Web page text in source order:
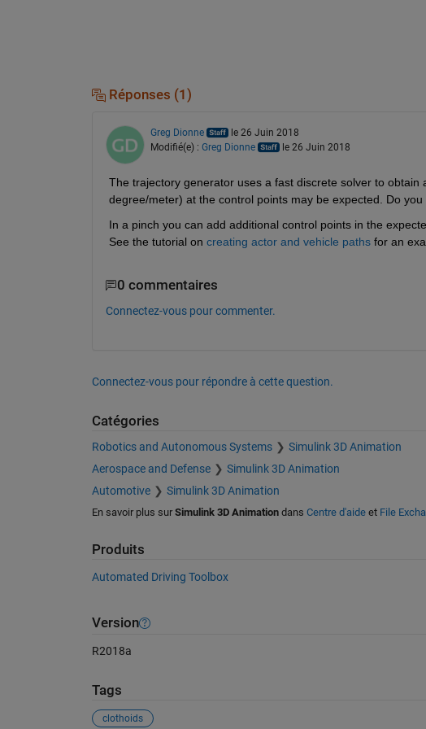
Réponses (1)
Greg Dionne
le 26 Juin 2018
Modifié(e) : Greg Dionne le 26 Juin 2018
The trajectory generator uses a fast discrete solver to
degree/meter) at the control points may be expected. Do
In a pinch you can add additional control points in the
See the tutorial on creating actor and vehicle paths for an
0 commentaires
Connectez-vous pour commenter.
Connectez-vous pour répondre à cette question.
Catégories
Robotics and Autonomous Systems
Simulink 3D Animation
Aerospace and Defense
Simulink 3D Animation
Automotive
Simulink 3D Animation
En savoir plus sur Simulink 3D Animationdans Centre d'aideet File
Produits
Automated Driving Toolbox
Version
R2018a
Tags
clothoids